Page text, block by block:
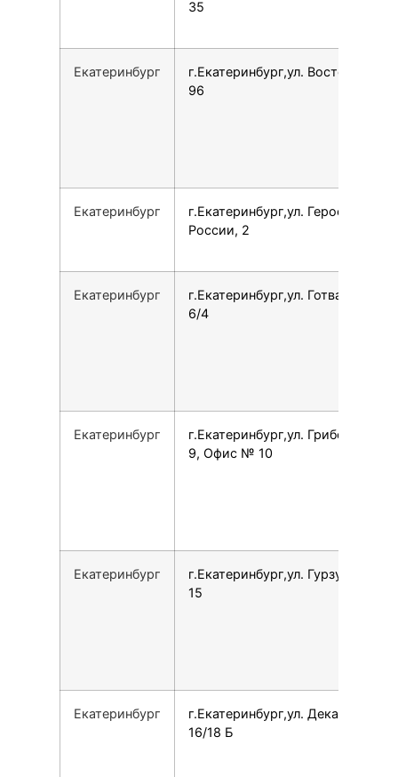
35
Екатеринбург
г.Екатеринбург,ул. Восточная,
96
Екатеринбург
г.Екатеринбург,ул. Героев
России, 2
Екатеринбург
г.Екатеринбург,ул. Готвальда,
6/4
Екатеринбург
г.Екатеринбург,ул. Грибоедова,
9, Офис № 10
Екатеринбург
г.Екатеринбург,ул. Гурзуфская,
15
Екатеринбург
г.Екатеринбург,ул. Декабристов,
16/18 Б